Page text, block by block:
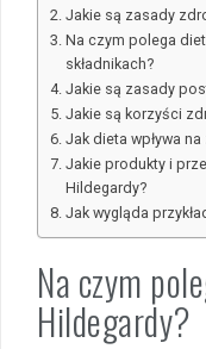
Jakie są zasady
Na czym polega
składnikach?
Jakie są zasady
Jakie są korzyści
Jak dieta wpływa
Jakie produkty i
Hildegardy?
Jak wygląda
Na czym
Hildegardy?